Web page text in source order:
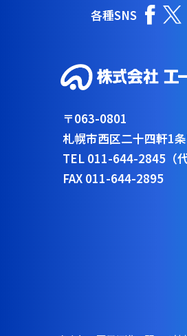
各種SNS
〒063-0801
札幌市西区二十四軒1
TEL 011-644-2845（代
FAX 011-644-2895